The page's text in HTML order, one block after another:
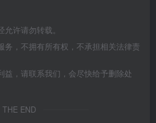
许请勿转载。
务，不拥有所有权，不承担相关法律责
益，请联系我们，会尽快给予删除处
THE END